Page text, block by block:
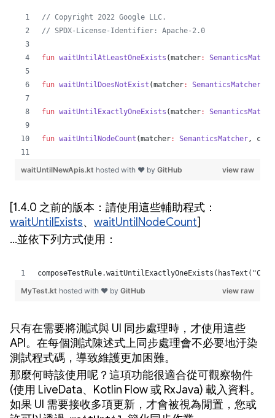
[1.4.0 之前的版本：請使用這些輔助程式：
waitUntilExists、 waitUntilNodeCount]
…並依下列方式使用：
只有在需要將測試與 UI 同步處理時，才使用這些
API。在每個測試陳述式上同步處理會不必要地汙染
測試程式碼，導致維護更加困難。
那麼何時該使用呢？這項功能很適合從可觀察物件
(使用 LiveData、Kotlin Flow 或 RxJava) 載入資料。
如果 UI 需要接收多項更新，才會被視為閒置，您或